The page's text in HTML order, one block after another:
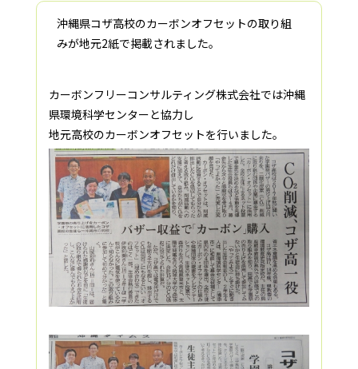
沖縄県コザ高校のカーボンオフセットの取り組
みが地元2紙で掲載されました。
カーボンフリーコンサルティング株式会社では沖縄
県環境科学センターと協力し
地元高校のカーボンオフセットを行いました。